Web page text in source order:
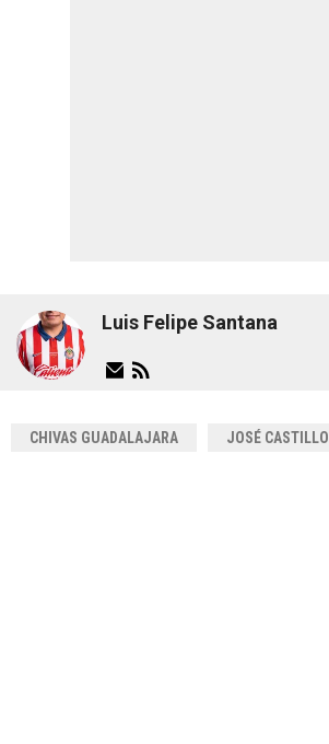
Luis Felipe Santana
CHIVAS GUADALAJARA JOSÉ CASTILLO